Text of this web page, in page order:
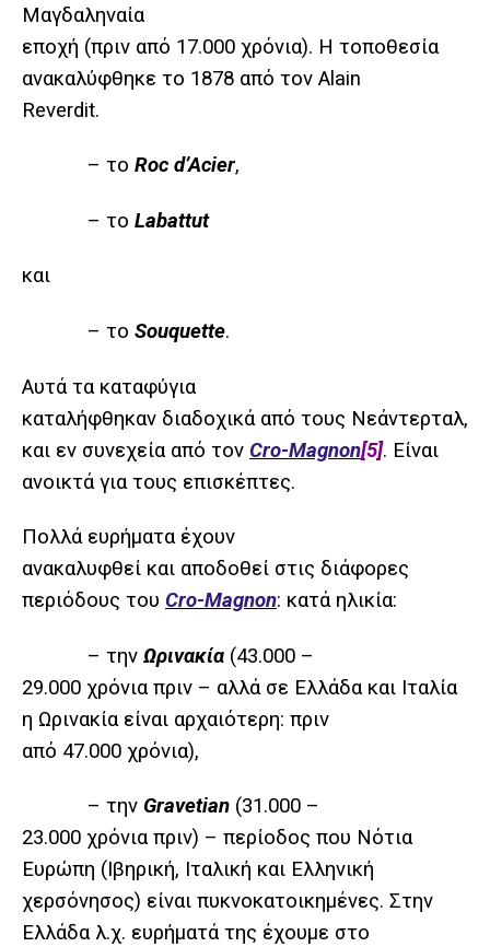
Μαγδαληναία
εποχή (πριν από 17.000 χρόνια). Η τοποθεσία
ανακαλύφθηκε το 1878 από τον Alain
Reverdit.
– το Roc d’Acier,
– το Labattut
και
– το Souquette.
Αυτά τα καταφύγια
καταλήφθηκαν διαδοχικά από τους Νεάντερταλ,
και εν συνεχεία από τον Cro-Magnon[5]. Είναι
ανοικτά για τους επισκέπτες.
Πολλά ευρήματα έχουν
ανακαλυφθεί και αποδοθεί στις διάφορες
περιόδους του Cro-Magnon: κατά ηλικία:
– την Ωρινακία (43.000 –
29.000 χρόνια πριν – αλλά σε Ελλάδα και Ιταλία
η Ωρινακία είναι αρχαιότερη: πριν
από 47.000 χρόνια),
– την Gravetian (31.000 –
23.000 χρόνια πριν) – περίοδος που Νότια
Ευρώπη (Ιβηρική, Ιταλική και Ελληνική
χερσόνησος) είναι πυκνοκατοικημένες. Στην
Ελλάδα λ.χ. ευρήματά της έχουμε στο